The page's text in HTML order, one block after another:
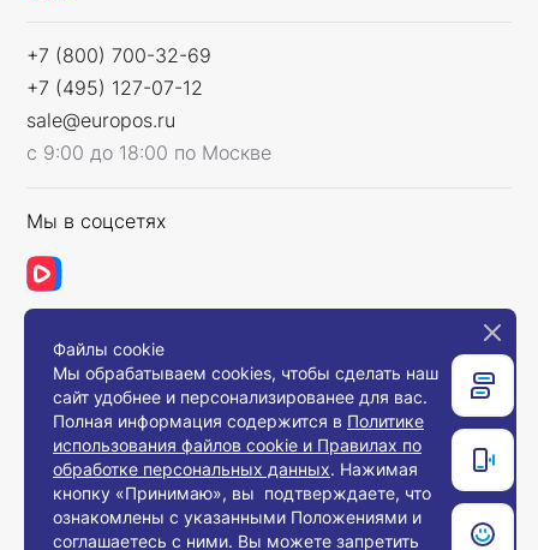
+7 (800) 700-32-69
+7 (495) 127-07-12
sale@europos.ru
с 9:00 до 18:00 по Москве
Мы в соцсетях
Связаться с нами
© 2008-2026, Компания «Европос Групп». Все
права защищены.
Все товары предназначены для продажи
юридическим лицам и индивидуальным
предпринимателям с целью использования в
Файлы cookie
Мы обрабатываем cookies, чтобы сделать наш
сайт удобнее и персонализированее для вас.
Полная информация содержится в Политике
использования файлов cookie и Правилах по
обработке персональных данных. Нажимая
кнопку «Принимаю», вы подтверждаете, что
ознакомлены с указанными Положениями и
соглашаетесь с ними. Вы можете запретить